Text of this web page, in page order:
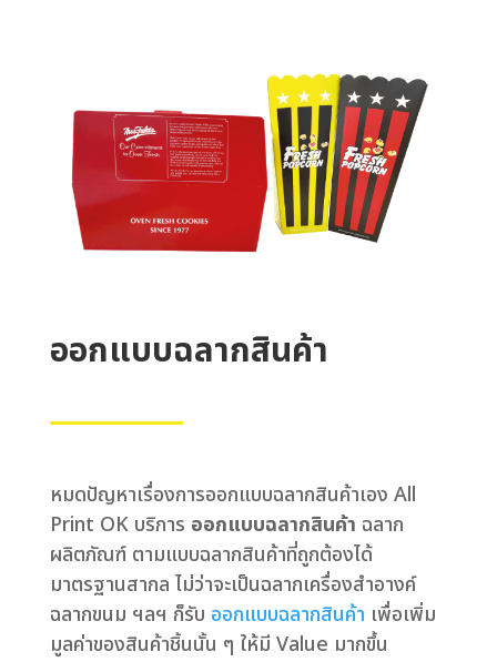
ออกแบบฉลากสินค้า
หมดปัญหาเรื่องการออกแบบฉลากสินค้าเอง All
Print OK บริการ ออกแบบฉลากสินค้า ฉลาก
ผลิตภัณฑ์ ตามแบบฉลากสินค้าที่ถูกต้องได้
มาตรฐานสากล ไม่ว่าจะเป็นฉลากเครื่องสำอางค์
ฉลากขนม ฯลฯ ก็รับ ออกแบบฉลากสินค้า เพื่อเพิ่ม
มูลค่าของสินค้าชิ้นนั้น ๆ ให้มี Value มากขึ้น